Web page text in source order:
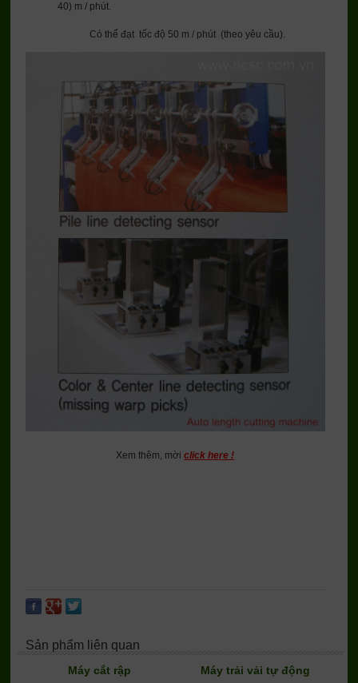
40) m / phút.
Có thể đạt tốc độ 50 m / phút (theo yêu cầu).
Xem thêm, mờiclick here !
Sản phẩm liên quan
Máy cắt rập Máy trải vải tự động